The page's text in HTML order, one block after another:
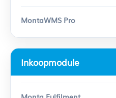
Inkoopmodule